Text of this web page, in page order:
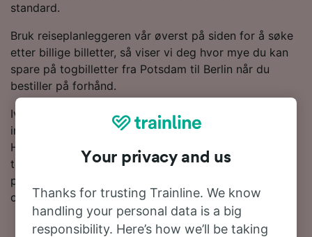
standard.
Bruk reiseplanleggeren vår øverst på siden for å søke
etter billige billetter, så viser vi deg hvor mye du kan
spare på togbilletter fra Potsdam til Berlin når du
bestiller på forhånd.
Ivrig etter å bestille togbillettene dine til Berlin? Det er
ingen grunn til å vente – start et søk hos oss i dag!
Hvis du vil finne ut litt mer om reisen først, finner du
togtider nedenfor, tips om å bestille billetter til en lav
pris og våre vanlige spørsmål, inkludert dagens første
og siste tog.
Your privacy and us
Thanks for trusting Trainline. We know
handling your personal data is a big
responsibility. Here’s how we’ll be taking